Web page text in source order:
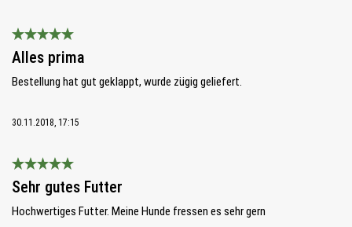
Bewertung mit 5 von 5 Sternen
Alles prima
Bestellung hat gut geklappt, wurde zügig geliefert.
30.11.2018, 17:15
Bewertung mit 5 von 5 Sternen
Sehr gutes Futter
Hochwertiges Futter. Meine Hunde fressen es sehr gern